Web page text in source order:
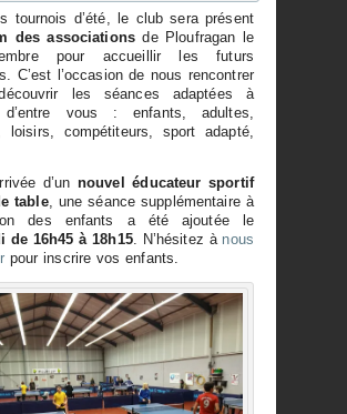
tournois d’été, le club sera présent
des associations de Ploufragan le
pour accueillir les futurs
C’est l’occasion de nous rencontrer
les séances adaptées à
d’entre vous : enfants, adultes,
loisirs, compétiteurs, sport adapté,
d’un nouvel éducateur sportif
table, une séance supplémentaire à
des enfants a été ajoutée le
de 16h45 à 18h15. N’hésitez à nous
pour inscrire vos enfants.